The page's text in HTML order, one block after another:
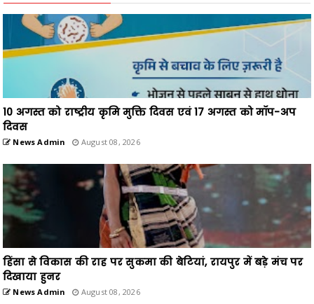
10 अगस्त को राष्ट्रीय कृमि मुक्ति दिवस एवं 17 अगस्त को मॉप-अप
दिवस
News Admin August 08, 2026
हिंसा से विकास की राह पर सुकमा की बेटियां, रायपुर में बड़े मंच पर
दिखाया हुनर
News Admin August 08, 2026